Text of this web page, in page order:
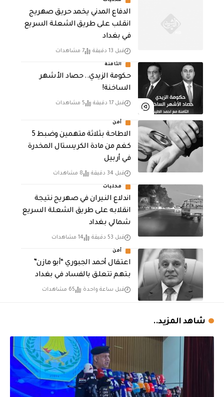
الدفاع المدني يخمد حريق صهريج
انقلب على طريق الشعلة السريع
في بغداد
قبل 13 دقيقة 7 مشاهدات
الثامنة
حكومة الزيدي.. حصاد الأشهر
الساخنة!
قبل 17 دقيقة 5 مشاهدات
أمن
الاطاحة بثلاثة متهمين وضبط 5
كغم من مادة الكريستال المخدرة ​
في أربيل
قبل 34 دقيقة 8 مشاهدات
محليات
اندلاع النيران في صهريج نتيجة
انقلابه على طريق الشعلة السريع
شمالي بغداد
قبل 53 دقيقة 14 مشاهدات
أمن
اعتقال أحمد الجبوري “أبو مازن”
بتهم تتعلق بالفساد في بغداد
قبل ساعة واحدة 65 مشاهدات
شاهد المزيد..